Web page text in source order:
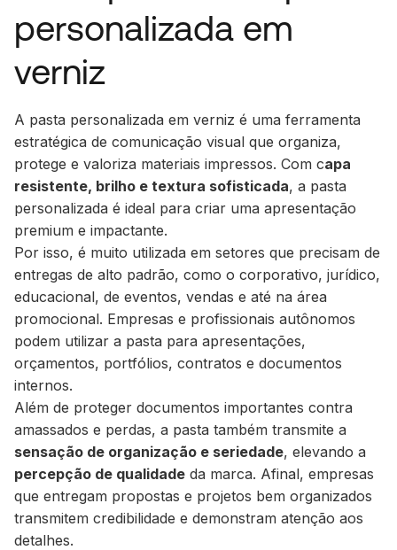
personalizada em
verniz
A pasta personalizada em verniz é uma ferramenta
estratégica de comunicação visual que organiza,
protege e valoriza materiais impressos. Com capa
resistente, brilho e textura sofisticada, a pasta
personalizada é ideal para criar uma apresentação
premium e impactante.
Por isso, é muito utilizada em setores que precisam de
entregas de alto padrão, como o corporativo, jurídico,
educacional, de eventos, vendas e até na área
promocional. Empresas e profissionais autônomos
podem utilizar a pasta para apresentações,
orçamentos, portfólios, contratos e documentos
internos.
Além de proteger documentos importantes contra
amassados e perdas, a pasta também transmite a
sensação de organização e seriedade, elevando a
percepção de qualidade da marca. Afinal, empresas
que entregam propostas e projetos bem organizados
transmitem credibilidade e demonstram atenção aos
detalhes.